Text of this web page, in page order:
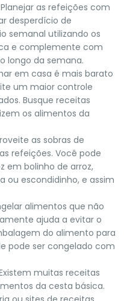
Planejar as refeições com
desperdício de
semanal utilizando os
e complemente com
longo da semana.
em casa é mais barato
um maior controle
Busque receitas
os alimentos da
as sobras de
refeições. Você pode
em bolinho de arroz,
ou escondidinho, e assim
alimentos que não
ajuda a evitar o
do alimento para
pode ser congelado com
muitas receitas
da cesta básica.